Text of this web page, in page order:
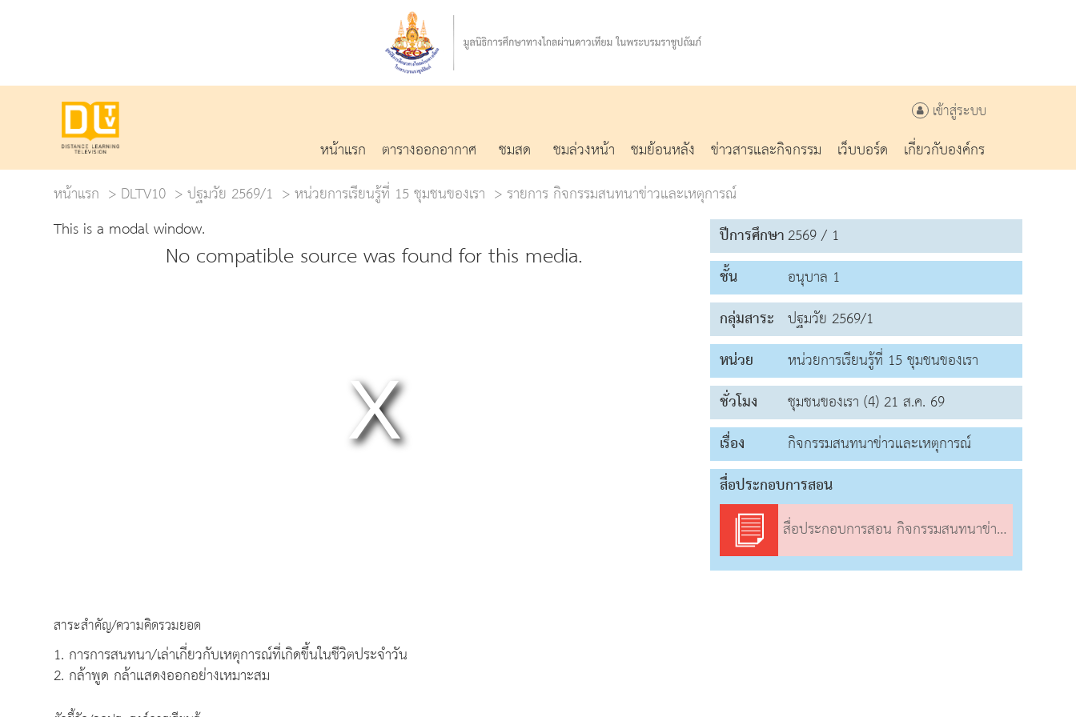
เข้าสู่ระบบ
หน้าแรก ตารางออกอากาศ ชมสด ชมล่วงหน้า ชมย้อนหลัง ข่าวสารและกิจกรรม เว็บบอร์ด
เกี่ยวกับองค์กร
หน้าแรก
DLTV10 ปฐมวัย 2569/1 หน่วยการเรียนรู้ที่ 15 ชุมชนของเรา
รายการ กิจกรรมสนทนาข่าวและเหตุการณ์
This is a modal window.
No compatible source was found for this media.
สาระสำคัญ/ความคิดรวมยอด
1. การการสนทนา/เล่าเกี่ยวกับเหตุการณ์ที่เกิดขึ้นในชีวิตประจำวัน
2. กล้าพูด กล้าแสดงออกอย่างเหมาะสม
ปีการศึกษา2569 / 1
ชั้น
อนุบาล 1
กลุ่มสาระ ปฐมวัย 2569/1
หน่วย
หน่วยการเรียนรู้ที่ 15 ชุมชนของเรา
ชั่วโมง
ชุมชนของเรา (4) 21 ส.ค. 69
เรื่อง
กิจกรรมสนทนาข่าวและเหตุการณ์
สื่อประกอบการสอน
สื่อประกอบการสอน กิจกรรมสนทนาข่าวและเหตุการณ์